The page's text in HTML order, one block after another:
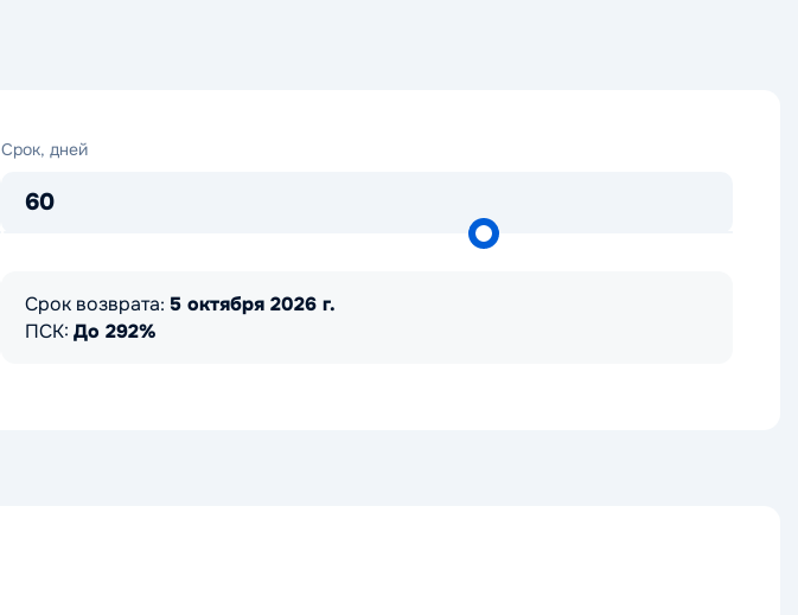
Срок, дней
60
Срок,
Срок возврата: 5 октября 2026 г.
ПСК: До 292%